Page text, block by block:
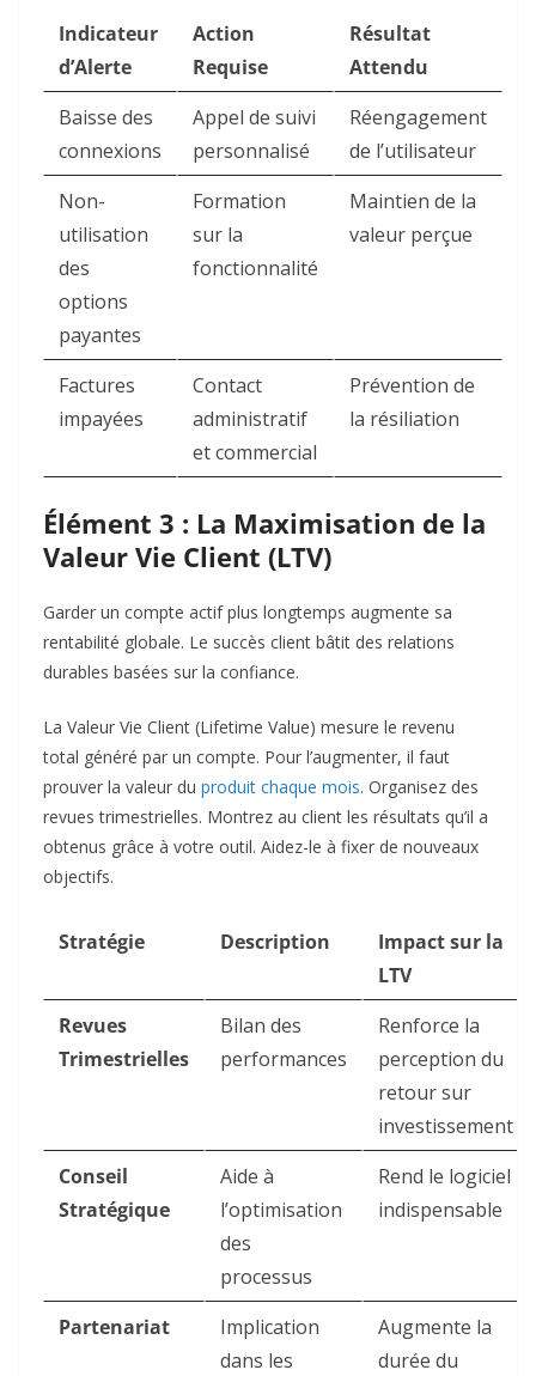
Indicateur
d’Alerte
Action
Requise
Résultat
Attendu
Baisse des
connexions
Appel de suivi
personnalisé
Réengagement
de l’utilisateur
Non-
utilisation
des
options
payantes
Formation
sur la
fonctionnalité
Maintien de la
valeur perçue
Factures
impayées
Contact
administratif
et commercial
Prévention de
la résiliation
Élément 3 : La Maximisation de la
Valeur Vie Client (LTV)
Garder un compte actif plus longtemps augmente sa
rentabilité globale. Le succès client bâtit des relations
durables basées sur la confiance.
La Valeur Vie Client (Lifetime Value) mesure le revenu
total généré par un compte. Pour l’augmenter, il faut
prouver la valeur du produit chaque mois. Organisez des
revues trimestrielles. Montrez au client les résultats qu’il a
obtenus grâce à votre outil. Aidez-le à fixer de nouveaux
objectifs.
Stratégie Description
Impact sur la
LTV
Revues
Trimestrielles
Bilan des
performances
Renforce la
perception du
retour sur
investissement
Conseil
Stratégique
Aide à
l’optimisation
des
processus
Rend le logiciel
indispensable
Partenariat
Implication
dans les
Augmente la
durée du